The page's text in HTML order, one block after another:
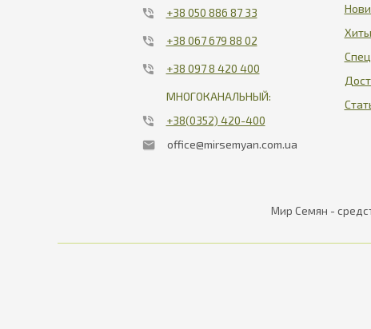
+38 050 886 87 33
+38 067 679 88 02
+38 097 8 420 400
МНОГОКАНАЛЬНЫЙ:
+38(0352) 420-400
office@mirsemyan.com.ua
Мир Семян -